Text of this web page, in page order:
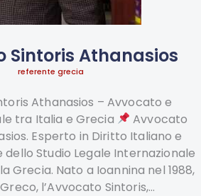
Sintoris Athanasios
referente grecia
Athanasios – Avvocato e
tra Italia e Grecia
Avvocato
Esperto in Diritto Italiano e
Studio Legale Internazionale
Grecia. Nato a Ioannina nel 1988,
l’Avvocato Sintoris,…